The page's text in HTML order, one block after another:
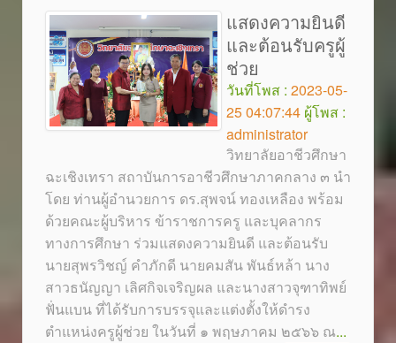
แสดงความยินดี
และต้อนรับครูผู้
ช่วย
วันที่โพส : 2023-05-
25 04:07:44 ผู้โพส :
administrator
วิทยาลัยอาชีวศึกษา
ฉะเชิงเทรา สถาบันการอาชีวศึกษาภาคกลาง ๓ นำ
โดย ท่านผู้อำนวยการ ดร.สุพจน์ ทองเหลือง พร้อม
ด้วยคณะผู้บริหาร ข้าราชการครู และบุคลากร
ทางการศึกษา ร่วมแสดงความยินดี และต้อนรับ
นายสุพรวิชญ์ คำภักดี นายคมสัน พันธ์หล้า นาง
สาวธนัญญา เลิศกิจเจริญผล และนางสาวจุฑาทิพย์
ฟั่นแบน ที่ได้รับการบรรจุและแต่งตั้งให้ดำรง
ตำแหน่งครูผู้ช่วย ในวันที่ ๑ พฤษภาคม ๒๕๖๖ ณ...